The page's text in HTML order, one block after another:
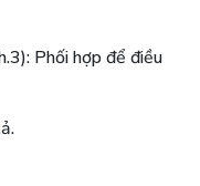
Phối hợp để điều